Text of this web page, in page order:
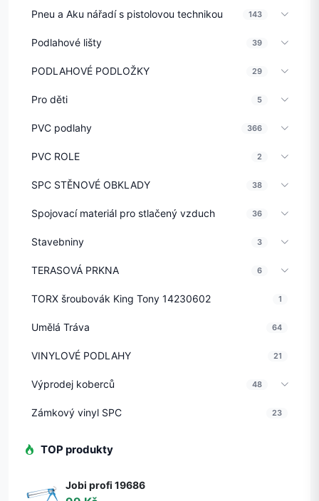
Pneu a Aku nářadí s pistolovou technikou 143
Podlahové lišty 39
PODLAHOVÉ PODLOŽKY 29
Pro děti 5
PVC podlahy 366
PVC ROLE 2
SPC STĚNOVÉ OBKLADY 38
Spojovací materiál pro stlačený vzduch 36
Stavebniny 3
TERASOVÁ PRKNA 6
TORX šroubovák King Tony 14230602 1
Umělá Tráva 64
VINYLOVÉ PODLAHY 21
Výprodej koberců 48
Zámkový vinyl SPC 23
TOP produkty
Jobi profi 19686